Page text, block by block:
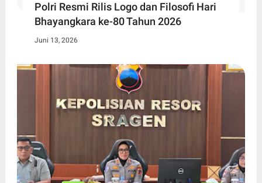
Polri Resmi Rilis Logo dan Filosofi Hari
Bhayangkara ke-80 Tahun 2026
Juni 13, 2026